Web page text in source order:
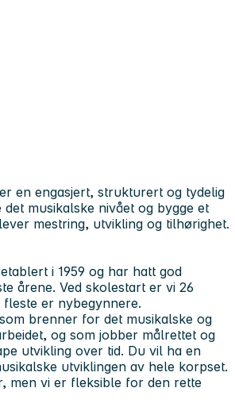
en engasjert, strukturert og tydelig
musikalske nivået og bygge et
mestring, utvikling og tilhørighet.
i 1959 og har hatt god
årene. Ved skolestart er vi 26
er nybegynnere.
brenner for det musikalske og
og som jobber målrettet og
utvikling over tid. Du vil ha en
utviklingen av hele korpset.
men vi er fleksible for den rette